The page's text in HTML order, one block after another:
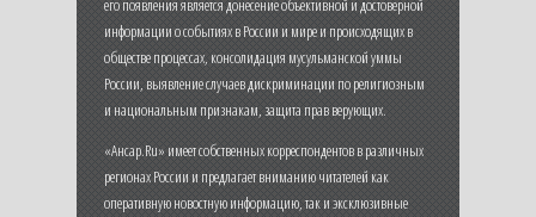
его появления является донесение объективной и достоверной
информации о событиях в России и мире и происходящих в
обществе процессах, консолидация мусульманской уммы
России, выявление случаев дискриминации по религиозным
и национальным признакам, защита прав верующих.
«Ансар.Ru» имеет собственных корреспондентов в различных
регионах России и предлагает вниманию читателей как
оперативную новостную информацию, так и эксклюзивные